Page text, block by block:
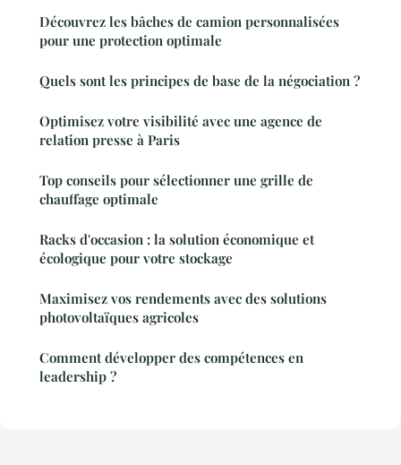
Découvrez les bâches de camion personnalisées
pour une protection optimale
Quels sont les principes de base de la négociation ?
Optimisez votre visibilité avec une agence de
relation presse à Paris
Top conseils pour sélectionner une grille de
chauffage optimale
Racks d'occasion : la solution économique et
écologique pour votre stockage
Maximisez vos rendements avec des solutions
photovoltaïques agricoles
Comment développer des compétences en
leadership ?